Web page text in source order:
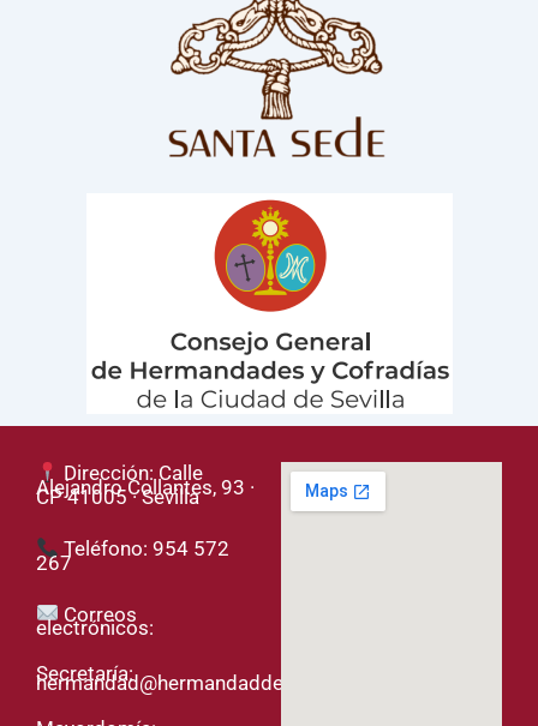
Dirección: Calle
Alejandro Collantes, 93 ·
CP 41005 · Sevilla
Teléfono: 954 572
267
Correos
electrónicos:
Secretaría:
hermandad@hermandaddelased.org